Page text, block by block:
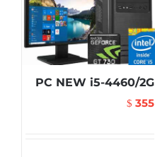
PC NEW i5-4460/2G
$ 355